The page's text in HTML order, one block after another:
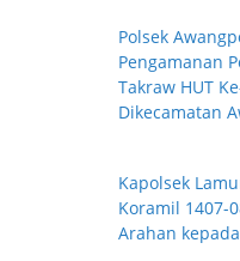
Polsek
Pengamanan
Takraw HUT
Dikecamatan
Kapolsek
Koramil 1407-
Arahan